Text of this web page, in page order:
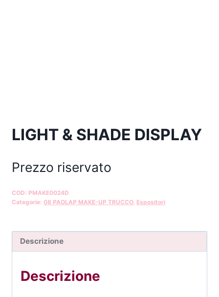
LIGHT & SHADE DISPLAY
Prezzo riservato
COD: PMAKE0024D
Categorie: 08 PAOLAP MAKE-UP TRUCCO, Espositori
Descrizione
Descrizione